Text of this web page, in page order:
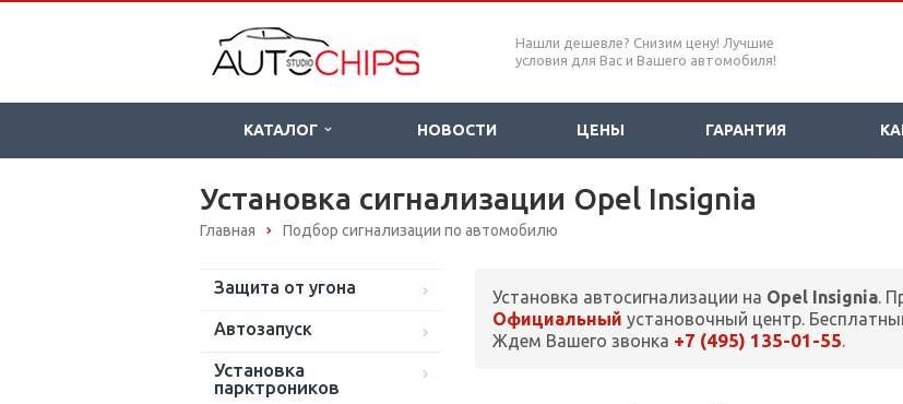
Нашли дешевле? Снизим цену! Лучшие
условия для Вас и Вашего автомобиля!
КАТАЛОГ НОВОСТИ ЦЕНЫ ГАРАНТИЯ
Установка сигнализации Opel Insignia
Главная Подбор сигнализации по автомобилю
Защита от угона
Автозапуск
Установка
парктроников
Установка автосигнализации на Opel Insignia.
Официальный установочный центр.
Ждем Вашего звонка +7 (495) 135-01-55.